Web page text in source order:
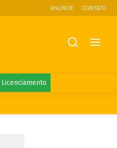
ANUNCIE CONTATO
Licenciamento